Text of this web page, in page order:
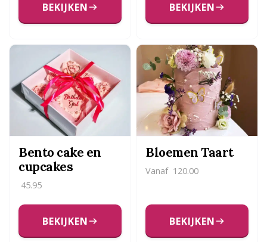
BEKIJKEN BEKIJKEN
Bento cake en
cupcakes
45.95
BEKIJKEN
Bloemen Taart
Vanaf 120.00
BEKIJKEN